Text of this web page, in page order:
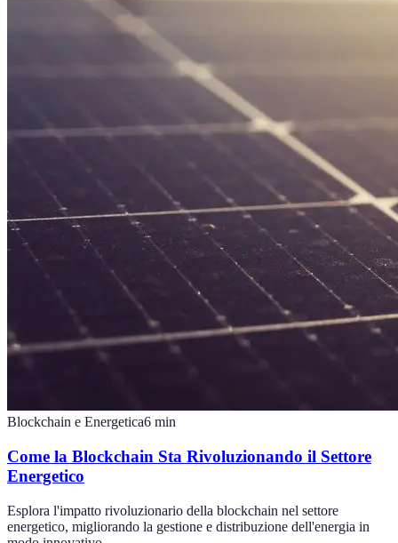
Blockchain e Energetica6 min
Come la Blockchain Sta Rivoluzionando il Settore
Energetico
Esplora l'impatto rivoluzionario della blockchain nel settore
energetico, migliorando la gestione e distribuzione dell'energia in